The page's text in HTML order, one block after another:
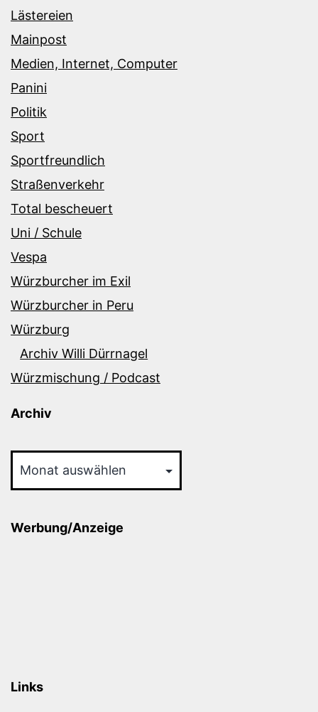
Lästereien
Mainpost
Medien, Internet, Computer
Panini
Politik
Sport
Sportfreundlich
Straßenverkehr
Total bescheuert
Uni / Schule
Vespa
Würzburcher im Exil
Würzburcher in Peru
Würzburg
Archiv Willi Dürrnagel
Würzmischung / Podcast
Archiv
Werbung/Anzeige
Links